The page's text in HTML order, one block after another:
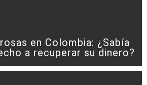
en Colombia: ¿Sabía
a recuperar su dinero?